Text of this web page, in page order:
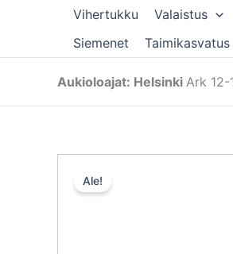
Vihertukku Valaistus
Siemenet
Taimikasvatus
Aukioloajat: Helsinki Ark 12-
Ale!